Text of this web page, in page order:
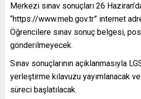
Merkezi sınav sonuçları 26
“https://www.meb.gov.tr” internet
Öğrencilere sınav sonuç belgesi,
gönderilmeyecek.
Sınav sonuçlarının açıklanmasıyla
yerleştirme kılavuzu yayımlanacak
süreci başlatılacak.